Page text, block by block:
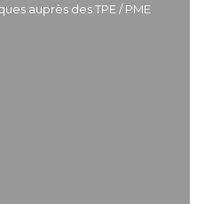
auprès des TPE / PME